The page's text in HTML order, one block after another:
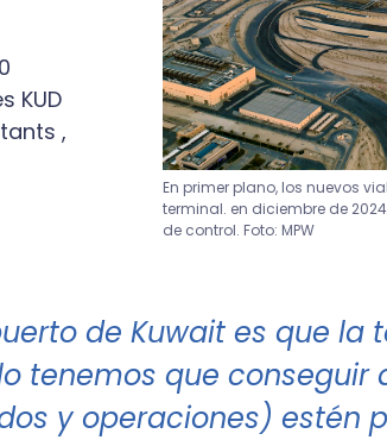
Pie de imagen
En primer plano, los nuevos
terminal. en diciembre de
de control. Foto: MPW
KUD
,
de Kuwait es que
tenemos que
y operaciones) estén